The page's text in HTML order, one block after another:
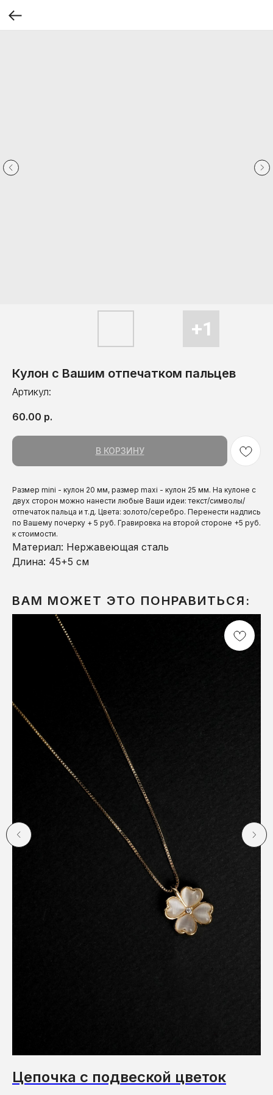
Кулон с Вашим отпечатком пальцев
Артикул:
60.00 р.
В КОРЗИНУ
Размер mini - кулон 20 мм, размер maxi - кулон 25 мм. На кулоне с
двух сторон можно нанести любые Ваши идеи: текст/символы/
отпечаток пальца и т.д. Цвета: золото/серебро. Перенести надпись
по Вашему почерку + 5 руб. Гравировка на второй стороне +5 руб.
к стоимости.
Материал: Нержавеющая сталь
Длина: 45+5 см
ВАМ МОЖЕТ ЭТО ПОНРАВИТЬСЯ:
Цепочка с подвеской цветок